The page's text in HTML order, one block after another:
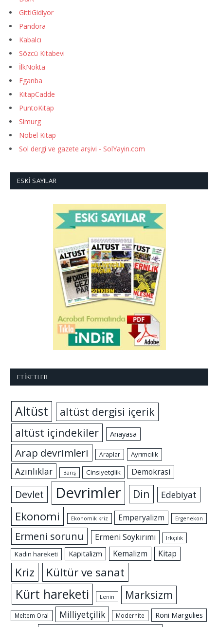
GittiGidiyor
Pandora
Kabalcı
Sözcü Kitabevi
İlkNokta
Eganba
KitapCadde
PuntoKitap
Simurg
Nobel Kitap
Sol dergi ve gazete arşivi - SolYayin.com
ESKI SAYILAR
ETIKETLER
Altüst
altüst dergisi içerik
altüst içindekiler
Anayasa
Arap devrimleri Araplar Ayrımcılık
Azınlıklar Barış Cinsiyetçilik Demokrasi
Devlet Devrimler Din Edebiyat
Ekonomi Ekonomik kriz Emperyalizm Ergenekon
Ermeni sorunu Ermeni Soykırımı Irkçılık
Kadın hareketi Kapitalizm Kemalizm Kitap
Kriz Kültür ve sanat
Kürt hareketi Lenin Marksizm
Meltem Oral Milliyetçilik Modernite Roni Margulies